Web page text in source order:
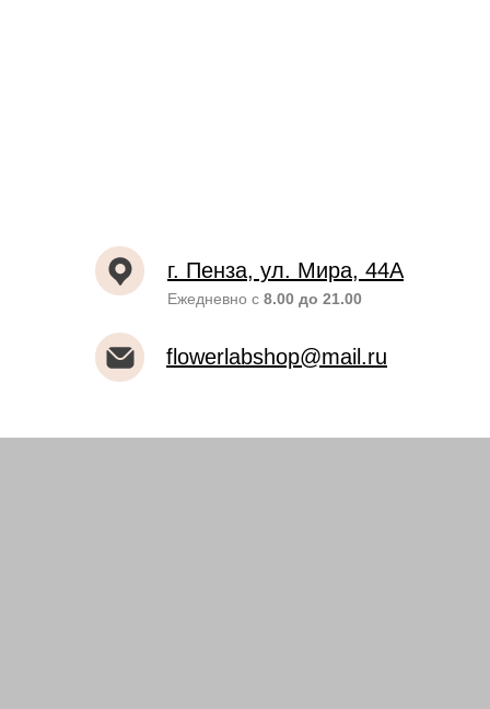
г. Пенза, ул. Мира, 44А
Ежедневно с 8.00 до 21.00
flowerlabshop@mail.ru